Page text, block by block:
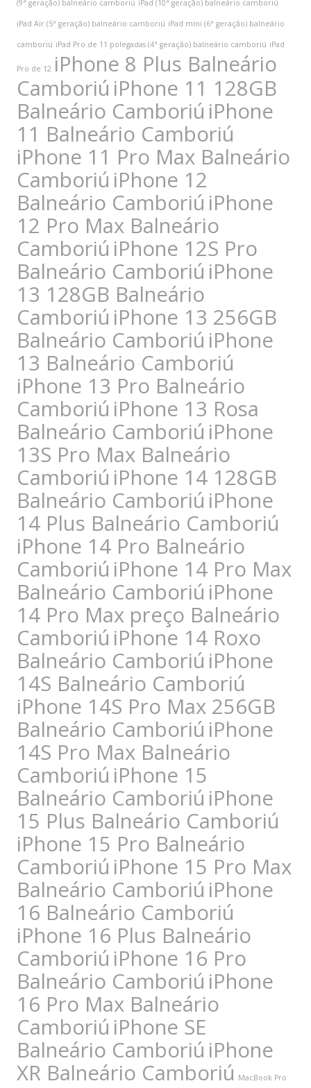
(9ª geração) balneário camboriú iPad (10ª geração) balneário camboriú
iPad Air (5ª geração) balneário camboriú iPad mini (6ª geração) balneário
camboriú iPad Pro de 11 polegadas (4ª geração) balneário camboriú iPad
Pro de 12 iPhone 8 Plus Balneário
Camboriú iPhone 11 128GB
Balneário Camboriú iPhone
11 Balneário Camboriú
iPhone 11 Pro Max Balneário
Camboriú iPhone 12
Balneário Camboriú iPhone
12 Pro Max Balneário
Camboriú iPhone 12S Pro
Balneário Camboriú iPhone
13 128GB Balneário
Camboriú iPhone 13 256GB
Balneário Camboriú iPhone
13 Balneário Camboriú
iPhone 13 Pro Balneário
Camboriú iPhone 13 Rosa
Balneário Camboriú iPhone
13S Pro Max Balneário
Camboriú iPhone 14 128GB
Balneário Camboriú iPhone
14 Plus Balneário Camboriú
iPhone 14 Pro Balneário
Camboriú iPhone 14 Pro Max
Balneário Camboriú iPhone
14 Pro Max preço Balneário
Camboriú iPhone 14 Roxo
Balneário Camboriú iPhone
14S Balneário Camboriú
iPhone 14S Pro Max 256GB
Balneário Camboriú iPhone
14S Pro Max Balneário
Camboriú iPhone 15
Balneário Camboriú iPhone
15 Plus Balneário Camboriú
iPhone 15 Pro Balneário
Camboriú iPhone 15 Pro Max
Balneário Camboriú iPhone
16 Balneário Camboriú
iPhone 16 Plus Balneário
Camboriú iPhone 16 Pro
Balneário Camboriú iPhone
16 Pro Max Balneário
Camboriú iPhone SE
Balneário Camboriú iPhone
XR Balneário Camboriú MacBook Pro